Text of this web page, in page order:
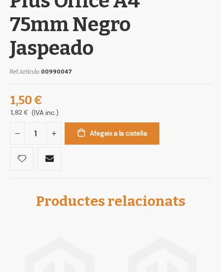
gallery
75mm Negro
Jaspeado
Ref.Artículo 00990047
1,50 €
1,82 € (IVA inc.)
Afegeix a la cistella
Productes relacionats